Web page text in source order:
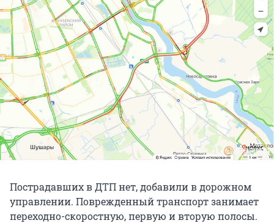
Пострадавших в ДТП нет, добавили в дорожном
управлении. Поврежденный транспорт занимает
переходно-скоростную, первую и вторую полосы.